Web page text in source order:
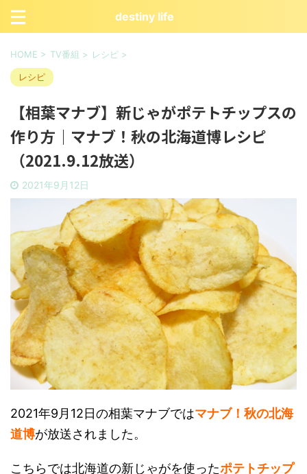
destiny life
HOME > TV番組 > レシピ >
レシピ
【相葉マナブ】新じゃがポテトチップスの
作り方｜マナブ！秋の北海道博レシピ
（2021.9.12放送）
2021年9月12日
2021年9月12日の相葉マナブではマナブ！秋の北海
道博が放送されました。
こちらでは北海道の新じゃがを使ったポテトチップ